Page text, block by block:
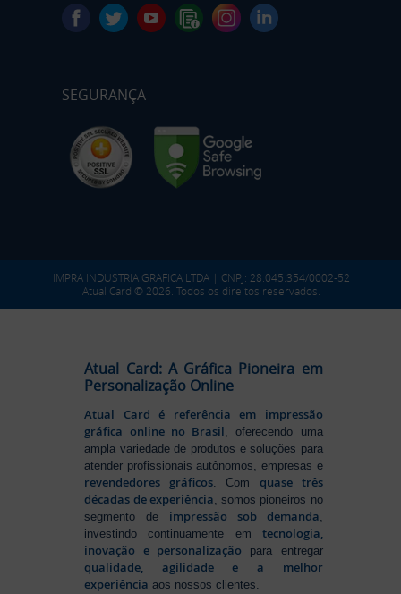
SEGURANÇA
IMPRA INDUSTRIA GRAFICA LTDA | CNPJ: 28.045.354/0002-52
Atual Card © 2026. Todos os direitos reservados.
Atual Card: A Gráfica Pioneira em
Personalização Online
Atual Card é referência em impressão
gráfica online no Brasil, oferecendo uma
ampla variedade de produtos e soluções para
atender profissionais autônomos, empresas e
revendedores gráficos. Comquase três
décadas de experiência, somos pioneiros no
segmento de impressão sob demanda,
investindo continuamente em tecnologia,
inovação e personalização para entregar
qualidade, agilidade e a melhor
experiência aos nossos clientes.